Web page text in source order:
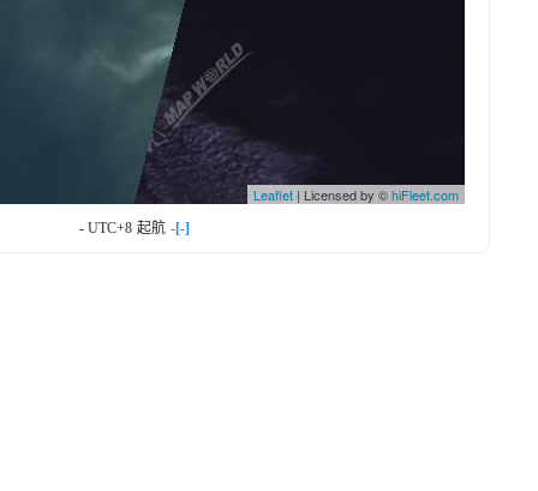
Leaflet | Licensed by ©hiFleet.com
- UTC+8 起航 -[-]